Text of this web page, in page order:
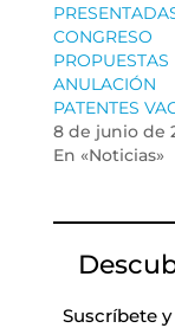
CONGRESO
PROPUESTAS
ANULACIÓN
PATENTES
8 de junio de
En «Noticias»
Suscríbete